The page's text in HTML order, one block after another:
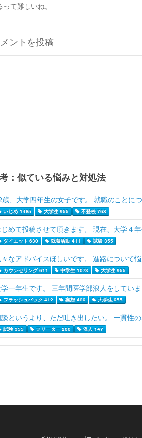
って難しいね。
ントを投稿
：似ている悩みと対処法
歳、大学四年生の女子です。 就職のことに
いじめ 1485 大学生 955 不登校 768
じめて投稿させて頂きます。 現在、大学４
ダイエット 630 就職活動 411 試験 355
々なアドバイスほしいです。 進路について
カウンセリング 611 中学生 1073 大学生 955
学一年生です。 三年間医学部浪人をしてい
フラッシュバック 412 妄想 409 大学生 955
談というより、ただ吐き出したい。 一貫性
試験 355 フリーター 200 浪人 147